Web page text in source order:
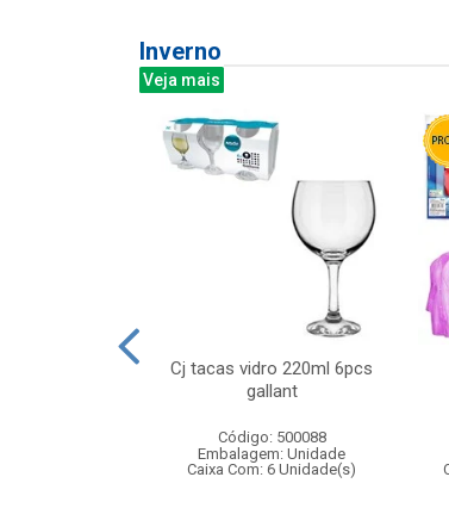
Inverno
Veja mais
Cj tacas vidro 220ml 6pcs
gallant
Código: 500088
Embalagem: Unidade
Caixa Com: 6 Unidade(s)